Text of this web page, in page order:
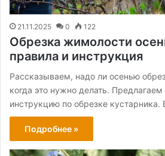
21.11.2025 0 122
Обрезка жимолости
правила и инструкция
Рассказываем, надо ли осенью
когда это нужно делать.
инструкцию по обрезке кустарника.
Подробнее »